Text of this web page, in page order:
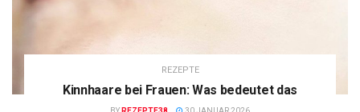
REZEPTE
Kinnhaare bei Frauen: Was bedeutet das